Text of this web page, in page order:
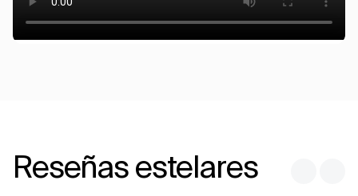
Reseñas estelares